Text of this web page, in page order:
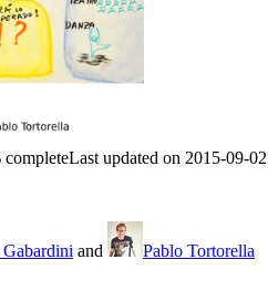
Last updated on 2015-09-02
Gabardini and Pablo Tortorella